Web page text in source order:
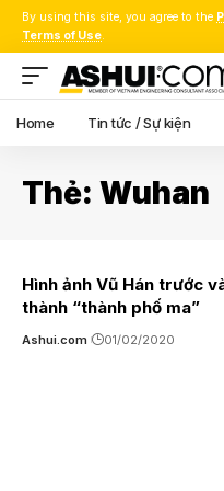
By using this site, you agree to the
Terms of Use.
Home Tin tức / Sự kiện
Thẻ: Wuhan
Hình ảnh Vũ Hán trước
thành “thành phố ma”
Ashui.com 01/02/2020